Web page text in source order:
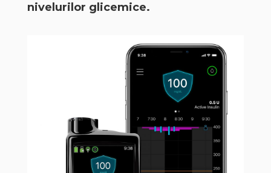
nivelurilor glicemice.